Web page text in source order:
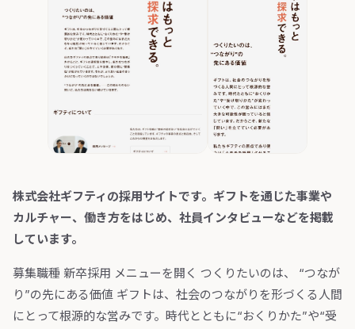
株式会社ギフティの採用サイトです。ギフトを通じた事業や
カルチャー、働き方をはじめ、社員インタビューなどを掲載
しています。
募集職種 新卒採用 メニューを開く つくりたいのは、 “つなが
り”の先にある価値 ギフトは、社会のつながりを形づくる人間
にとって根源的な営みです。時代とともに“おくりかた”や“受